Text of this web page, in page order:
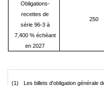
Obligations-
recettes de
série 96-3 à
7,400 % échéant
en 2027
250
(1)
Les billets d'obligation générale